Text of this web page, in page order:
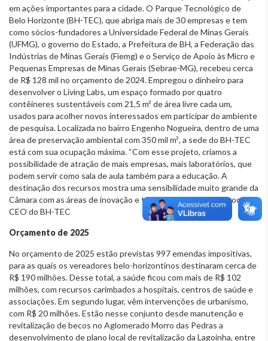
em ações importantes para a cidade. O Parque Tecnológico de
Belo Horizonte (BH-TEC), que abriga mais de 30 empresas e tem
como sócios-fundadores a Universidade Federal de Minas Gerais
(UFMG), o governo do Estado, a Prefeitura de BH, a Federação das
Indústrias de Minas Gerais (Fiemg) e o Serviço de Apoio às Micro e
Pequenas Empresas de Minas Gerais (Sebrae-MG), recebeu cerca
de R$ 128 mil no orçamento de 2024. Empregou o dinheiro para
desenvolver o Living Labs, um espaço formado por quatro
contêineres sustentáveis com 21,5 m² de área livre cada um,
usados para acolher novos interessados em participar do ambiente
de pesquisa. Localizada no bairro Engenho Nogueira, dentro de uma
área de preservação ambiental com 350 mil m², a sede do BH-TEC
está com sua ocupação máxima. “Com esse projeto, criamos a
possibilidade de atração de mais empresas, mais laboratórios, que
podem servir como sala de aula também para a educação. A
destinação dos recursos mostra uma sensibilidade muito grande da
Câmara com as áreas de inovação e tecnologia”, diz Marco Crocco,
CEO do BH-TEC
Orçamento de 2025
No orçamento de 2025 estão previstas 997 emendas impositivas,
para as quais os vereadores belo-horizontinos destinaram cerca de
R$ 190 milhões. Desse total, a saúde ficou com mais de R$ 102
milhões, com recursos carimbados a hospitais, centros de saúde e
associações. Em segundo lugar, vêm intervenções de urbanismo,
com R$ 20 milhões. Estão nesse conjunto desde manutenção e
revitalização de becos no Aglomerado Morro das Pedras a
desenvolvimento de plano local de revitalização da Lagoinha, entre